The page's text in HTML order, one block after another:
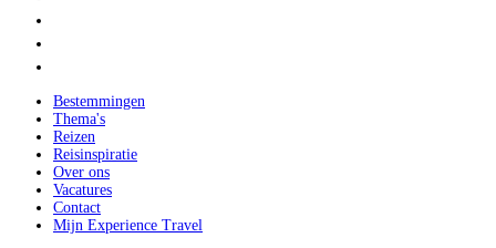
Bestemmingen
Thema's
Reizen
Reisinspiratie
Over ons
Vacatures
Contact
Mijn Experience Travel